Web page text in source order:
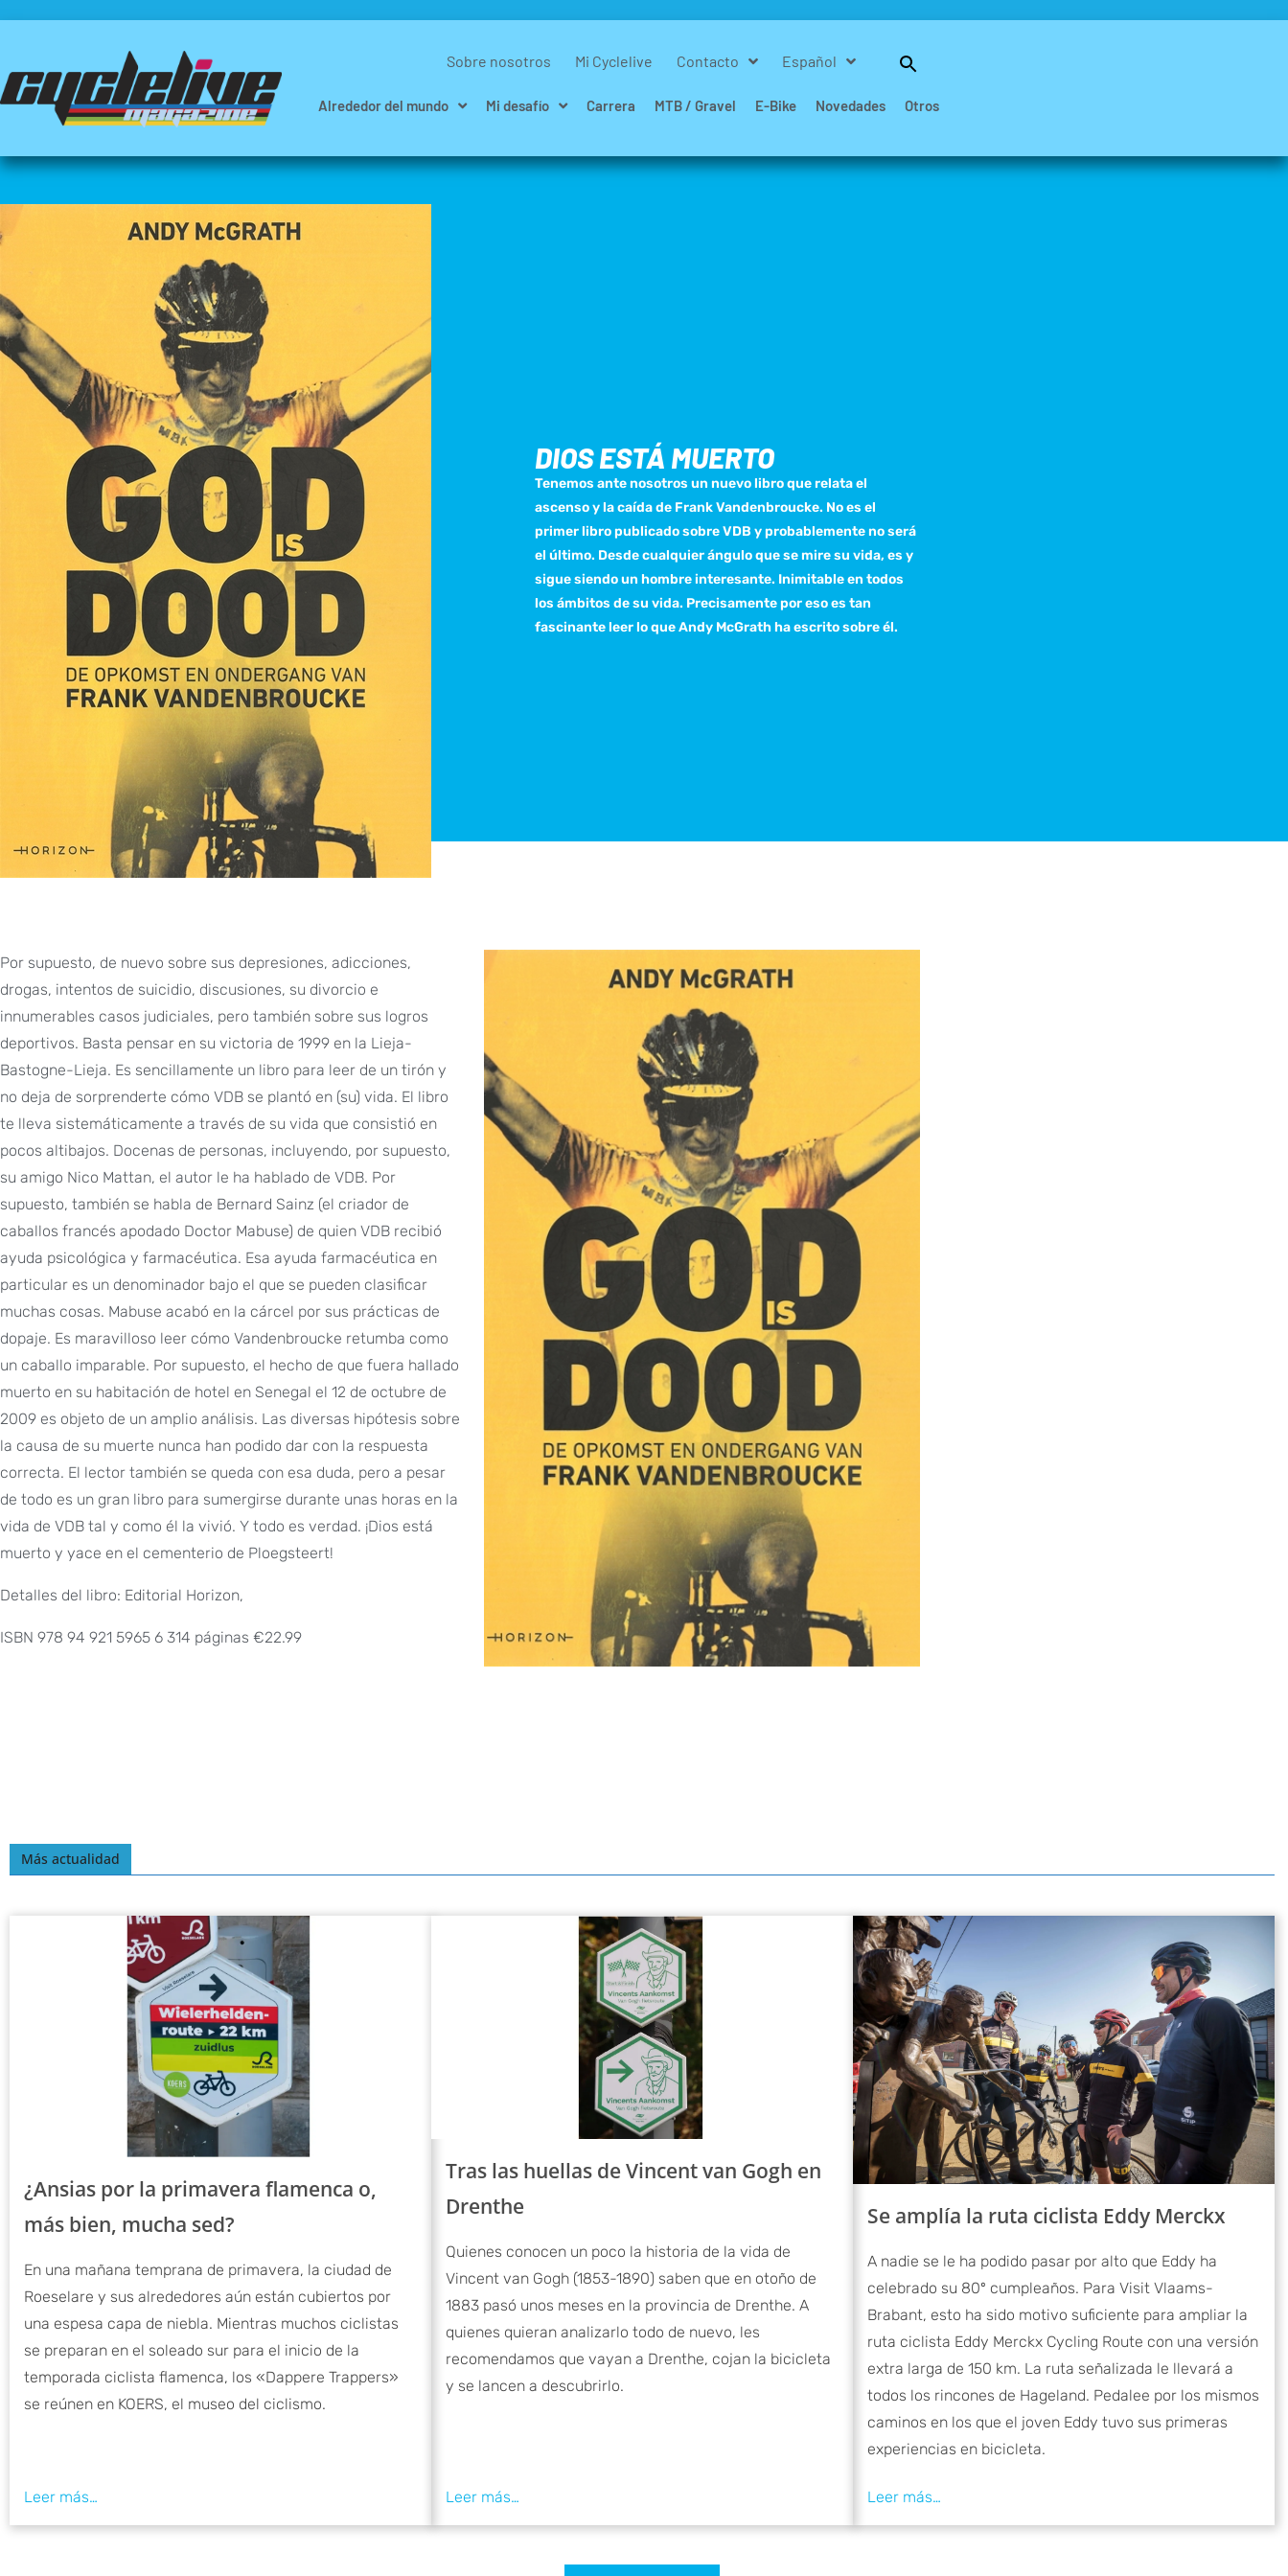
Sobre nosotros Mi Cyclelive Contacto Español
Alrededor del mundo Mi desafío Carrera MTB / Gravel E-Bike Novedades Otros
DIOS ESTÁ MUERTO
Tenemos ante nosotros un nuevo libro que relata el
ascenso y la caída de Frank Vandenbroucke. No es el
primer libro publicado sobre VDB y probablemente no será
el último. Desde cualquier ángulo que se mire su vida, es y
sigue siendo un hombre interesante. Inimitable en todos
los ámbitos de su vida. Precisamente por eso es tan
fascinante leer lo que Andy McGrath ha escrito sobre él.
Por supuesto, de nuevo sobre sus depresiones, adicciones,
drogas, intentos de suicidio, discusiones, su divorcio e
innumerables casos judiciales, pero también sobre sus logros
deportivos. Basta pensar en su victoria de 1999 en la Lieja-
Bastogne-Lieja. Es sencillamente un libro para leer de un tirón y
no deja de sorprenderte cómo VDB se plantó en (su) vida. El libro
te lleva sistemáticamente a través de su vida que consistió en
pocos altibajos. Docenas de personas, incluyendo, por supuesto,
su amigo Nico Mattan, el autor le ha hablado de VDB. Por
supuesto, también se habla de Bernard Sainz (el criador de
caballos francés apodado Doctor Mabuse) de quien VDB recibió
ayuda psicológica y farmacéutica. Esa ayuda farmacéutica en
particular es un denominador bajo el que se pueden clasificar
muchas cosas. Mabuse acabó en la cárcel por sus prácticas de
dopaje. Es maravilloso leer cómo Vandenbroucke retumba como
un caballo imparable. Por supuesto, el hecho de que fuera hallado
muerto en su habitación de hotel en Senegal el 12 de octubre de
2009 es objeto de un amplio análisis. Las diversas hipótesis sobre
la causa de su muerte nunca han podido dar con la respuesta
correcta. El lector también se queda con esa duda, pero a pesar
de todo es un gran libro para sumergirse durante unas horas en la
vida de VDB tal y como él la vivió. Y todo es verdad. ¡Dios está
muerto y yace en el cementerio de Ploegsteert!
Detalles del libro: Editorial Horizon,
ISBN 978 94 921 5965 6 314 páginas €22.99
Más actualidad
¿Ansias por la primavera flamenca o,
más bien, mucha sed?
En una mañana temprana de primavera, la ciudad de
Roeselare y sus alrededores aún están cubiertos por
una espesa capa de niebla. Mientras muchos ciclistas
se preparan en el soleado sur para el inicio de la
temporada ciclista flamenca, los «Dappere Trappers»
se reúnen en KOERS, el museo del ciclismo.
Tras las huellas de Vincent van Gogh en
Drenthe
Quienes conocen un poco la historia de la vida de
Vincent van Gogh (1853-1890) saben que en otoño de
1883 pasó unos meses en la provincia de Drenthe. A
quienes quieran analizarlo todo de nuevo, les
recomendamos que vayan a Drenthe, cojan la bicicleta
y se lancen a descubrirlo.
Se amplía la ruta ciclista Eddy Merckx
A nadie se le ha podido pasar por alto que Eddy ha
celebrado su 80º cumpleaños. Para Visit Vlaams-
Brabant, esto ha sido motivo suficiente para ampliar la
ruta ciclista Eddy Merckx Cycling Route con una versión
extra larga de 150 km. La ruta señalizada le llevará a
todos los rincones de Hageland. Pedalee por los mismos
caminos en los que el joven Eddy tuvo sus primeras
experiencias en bicicleta.